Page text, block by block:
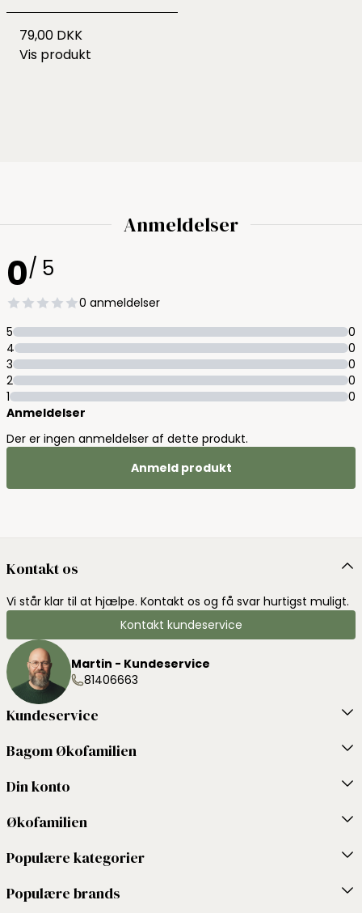
79,00 DKK
Vis produkt
Anmeldelser
0/ 5
0 anmeldelser
5
0
4
0
3
0
2
0
1
0
Anmeldelser
Der er ingen anmeldelser af dette produkt.
Anmeld produkt
Kontakt os
Vi står klar til at hjælpe. Kontakt os og få svar hurtigst muligt.
Kontakt kundeservice
Martin - Kundeservice
81406663
Kundeservice
Bagom Økofamilien
Din konto
Økofamilien
Populære kategorier
Populære brands